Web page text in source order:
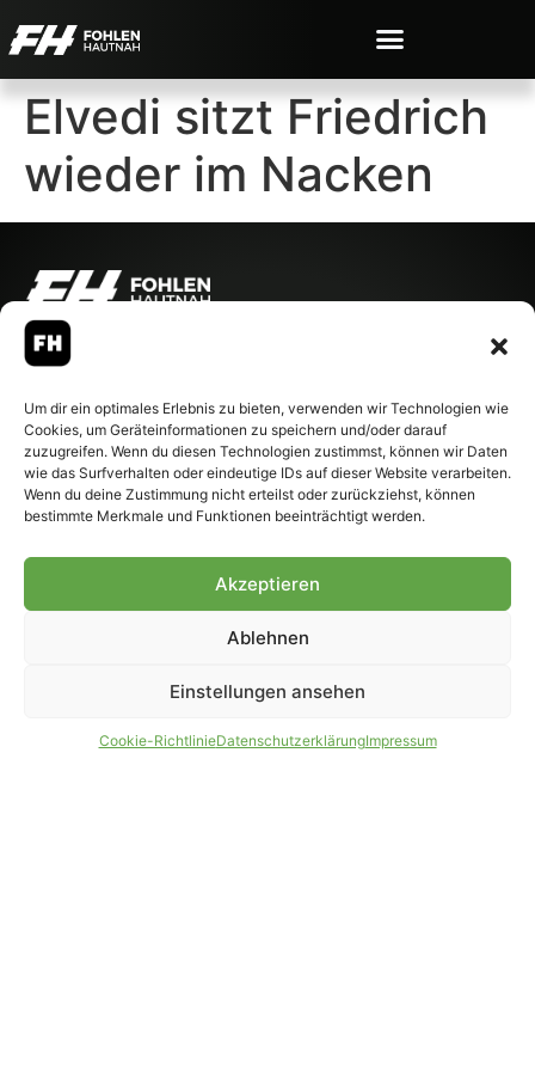
Um dir ein optimales Erlebnis zu bieten, verwenden wir Technologien wie
Cookies, um Geräteinformationen zu speichern und/oder darauf
zuzugreifen. Wenn du diesen Technologien zustimmst, können wir Daten
wie das Surfverhalten oder eindeutige IDs auf dieser Website verarbeiten.
Wenn du deine Zustimmung nicht erteilst oder zurückziehst, können
bestimmte Merkmale und Funktionen beeinträchtigt werden.
Akzeptieren
Ablehnen
Einstellungen ansehen
Cookie-RichtlinieDatenschutzerklärungImpressum
Elvedi sitzt Friedrich
wieder im Nacken
© 2007-2026 Fohlen-Hautnah.de
– Alle rechte vorbehalten.
offiziell eingetragenes Magazin
bei der Deutschen
Nationalbibliothek (ISSN 1868-
8233). Nachdruck und
Weiterverarbeitung, auch
auszugsweise, nur mit
PARTNER WERDEN
AGB